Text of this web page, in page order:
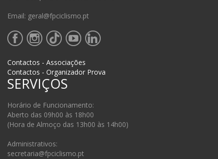
Email: geral@fpciclismo.pt
Contactos - Associações
Contactos - Organizador Prova
SERVIÇOS
Horário de Funcionamento:
Aberto das 09h00 às 18h00
(Hora de Almoço das 13h00 às 14h00)
Administrativos:
secretaria@fpciclismo.pt